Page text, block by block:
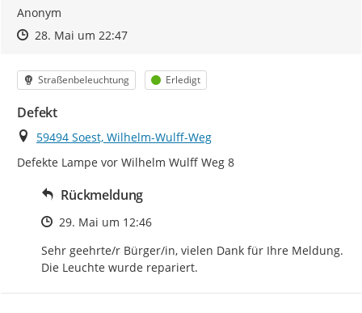
Anonym
Zeitpunkt des Erstellens
Zeitpunkt des Erstellens
28. Mai um 22:47Zur Äußerung
Kategorie
Straßenbeleuchtung Status
Erledigt
Defekt
Ort
59494 Soest, Wilhelm-Wulff-Weg
Defekte Lampe vor Wilhelm Wulff Weg 8
Rückmeldung
Zeitpunkt des Erstellens
29. Mai um 12:46
Sehr geehrte/r Bürger/in, vielen Dank für Ihre Meldung.
Die Leuchte wurde repariert.